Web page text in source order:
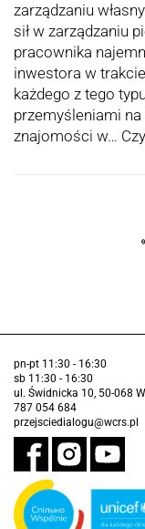
zarządzaniu
sił w zarządzaniu
pracownika
inwestora w
każdego z tego
przemyśleniami
znajomości w…
pn-pt 11:30 - 16:30
sb 11:30 - 16:30
ul. Świdnicka 10, 50-068
787 054 684
przejsciedialogu@wcrs.pl